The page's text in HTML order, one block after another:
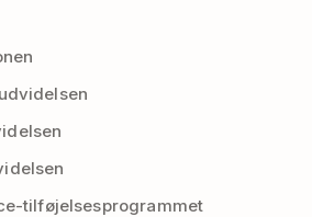
tilføjelsesprogrammet